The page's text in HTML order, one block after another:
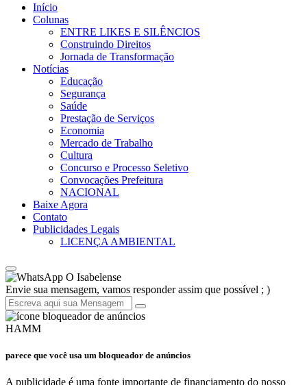
Início
Colunas
ENTRE LIKES E SILÊNCIOS
Construindo Direitos
Jornada de Transformação
Notícias
Educação
Segurança
Saúde
Prestação de Serviços
Economia
Mercado de Trabalho
Cultura
Concurso e Processo Seletivo
Convocações Prefeitura
NACIONAL
Baixe Agora
Contato
Publicidades Legais
LICENÇA AMBIENTAL
O Isabelense
Envie sua mensagem, vamos responder assim que possível ; )
HAMM
parece que você usa um bloqueador de anúncios
A publicidade é uma fonte importante de financiamento do nosso